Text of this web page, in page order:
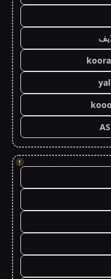
!